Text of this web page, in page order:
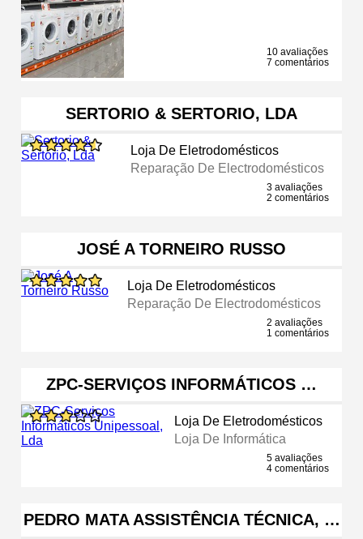
10 avaliações
7 comentários
SERTORIO & SERTORIO, LDA
Loja De Eletrodomésticos
Reparação De Electrodomésticos
3 avaliações
2 comentários
JOSÉ A TORNEIRO RUSSO
Loja De Eletrodomésticos
Reparação De Electrodomésticos
2 avaliações
1 comentários
ZPC-SERVIÇOS INFORMÁTICOS …
Loja De Eletrodomésticos
Loja De Informática
5 avaliações
4 comentários
PEDRO MATA ASSISTÊNCIA TÉCNICA, …